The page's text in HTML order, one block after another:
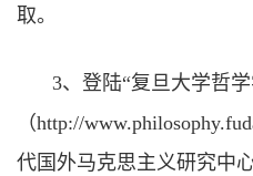
取。
3、登陆“复旦大学哲
（http://
代国外马克思主义研究中